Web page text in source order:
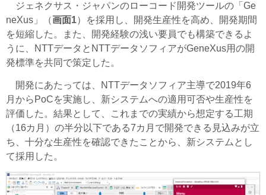
ジェネクサス・ジャパンのローコード開発ツールの「Ge
neXus」（画面1）を採用し、開発生産性を高め、開発期間
を短縮した。また、開発経験の浅い要員でも構築できるよ
うに、NTTデータとNTTデータソフィアがGeneXus用の開
発標準を共同で策定した。
開発にあたっては、NTTデータソフィア主導で2019年6
月からPoCを実施し、新システムへの適用可否や生産性を
評価した。結果として、これまでの実績から想定する工期
（16カ月）の半分以下である7カ月で開発できる見込みが立
ち、十分な生産性を確認できたことから、新システムとし
て採用した。